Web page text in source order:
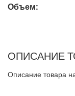
Объем:
ОПИСАНИЕ
Описание товара